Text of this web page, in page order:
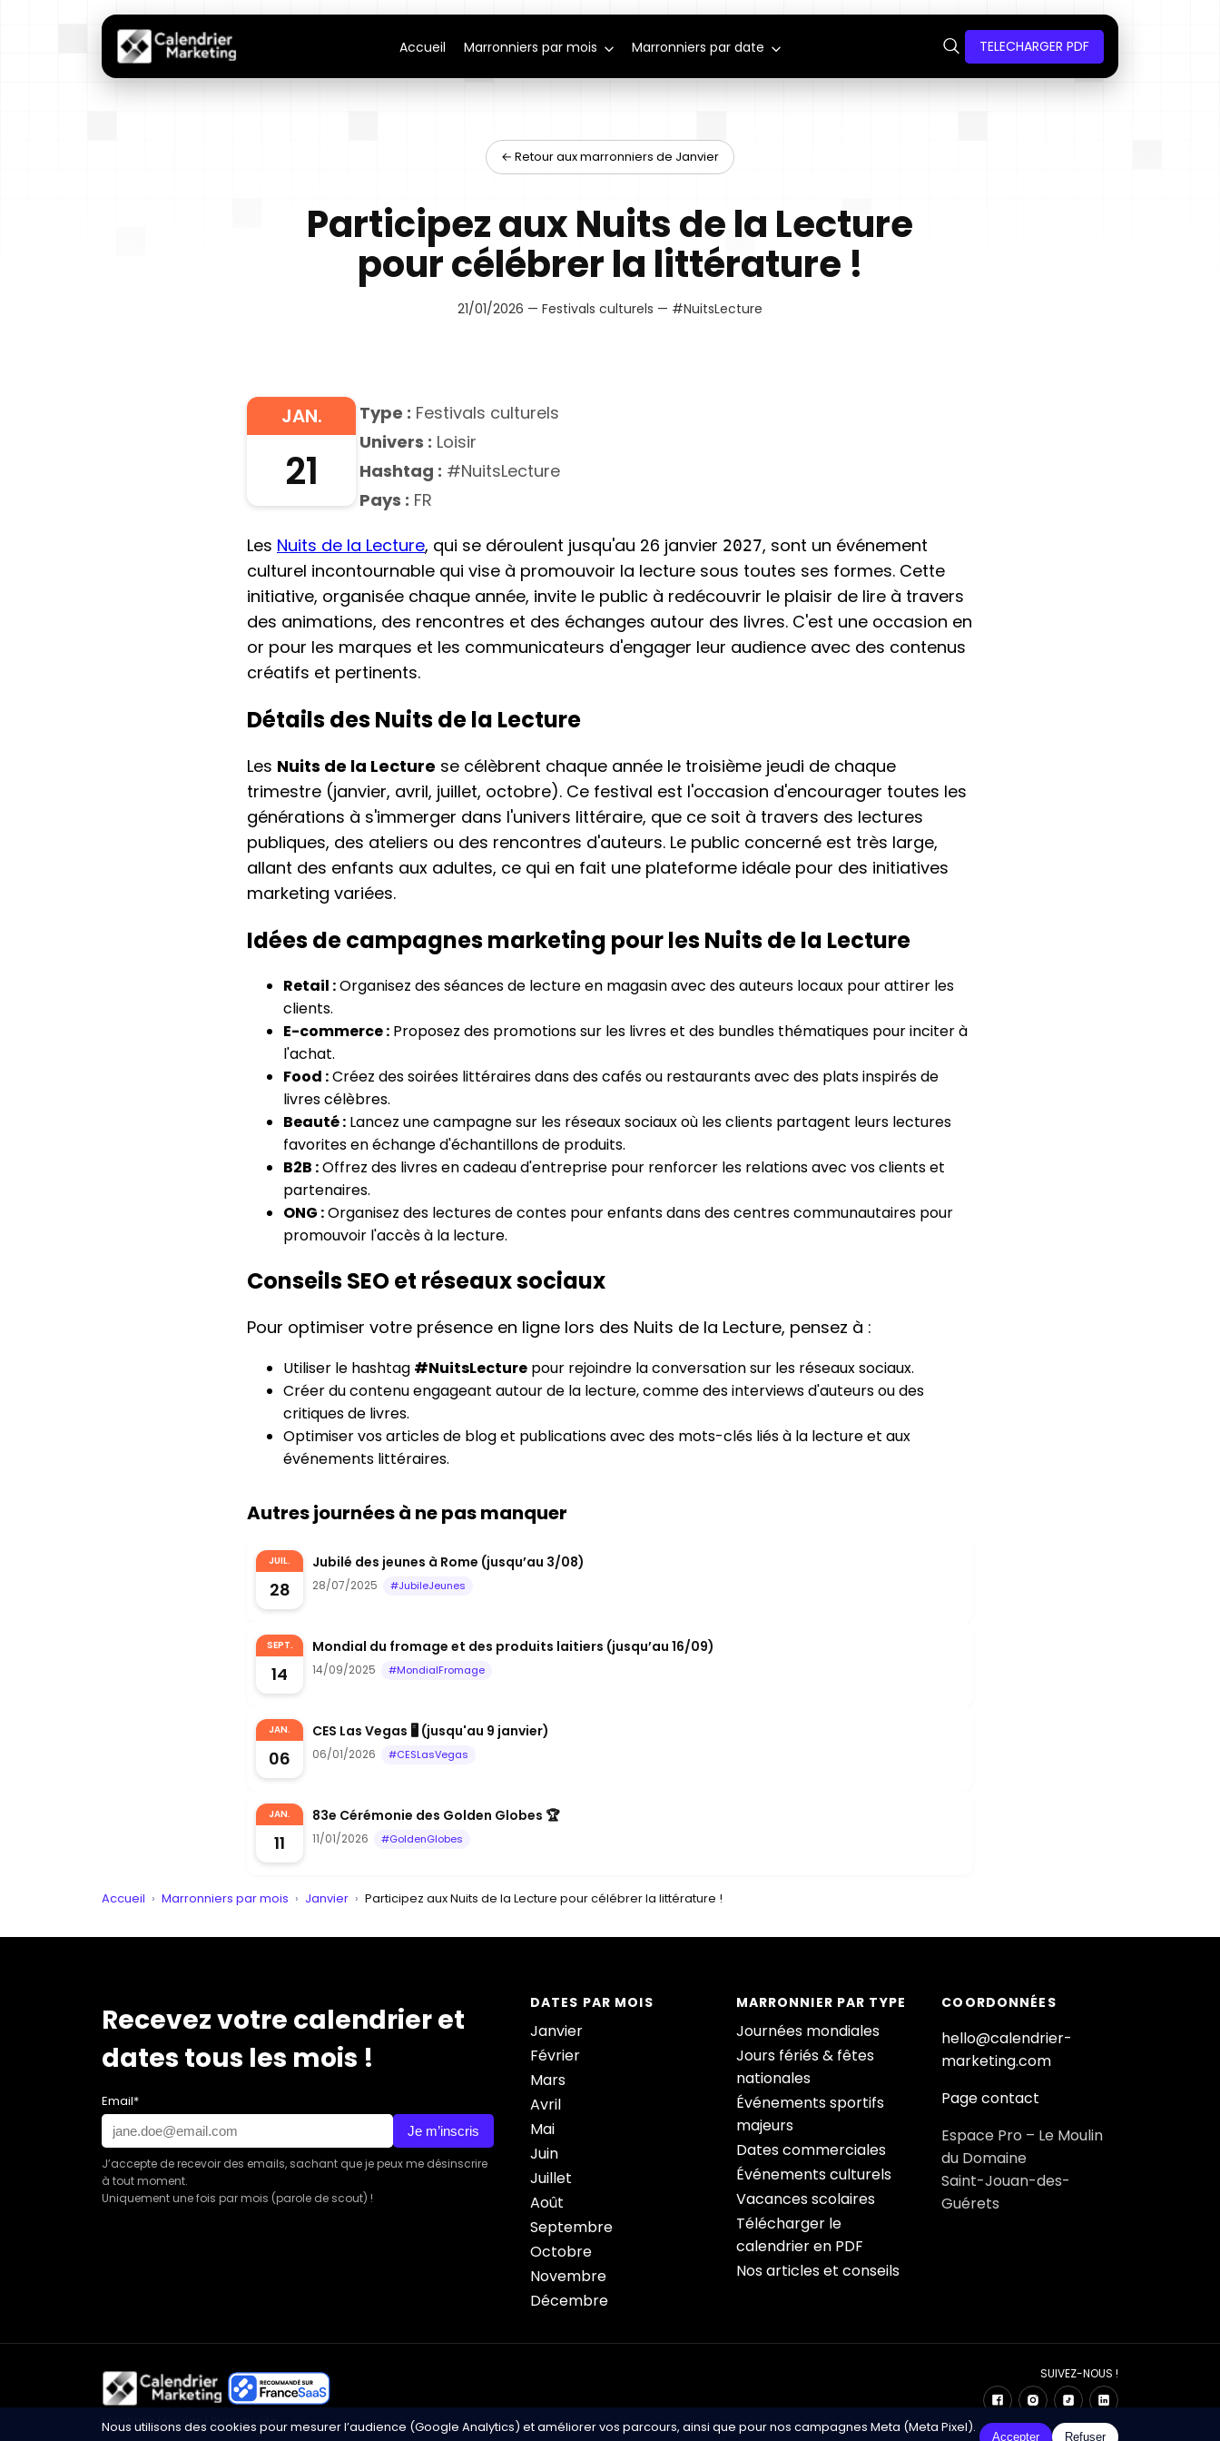
Accueil Marronniers par mois Marronniers par date TELECHARGER PDF
Nous utilisons des cookies pour mesurer l’audience (Google Analytics) et améliorer vos parcours, ainsi que pour nos campagnes Meta (Meta Pixel).
Accepter Refuser
← Retour aux marronniers de Janvier
Participez aux Nuits de la Lecture
pour célébrer la littérature !
21/01/2026 — Festivals culturels — #NuitsLecture
JAN.
21
Type : Festivals culturels
Univers : Loisir
Hashtag : #NuitsLecture
Pays : FR
Les Nuits de la Lecture, qui se déroulent jusqu'au 26 janvier 2027, sont un événement
culturel incontournable qui vise à promouvoir la lecture sous toutes ses formes. Cette
initiative, organisée chaque année, invite le public à redécouvrir le plaisir de lire à travers
des animations, des rencontres et des échanges autour des livres. C'est une occasion en
or pour les marques et les communicateurs d'engager leur audience avec des contenus
créatifs et pertinents.
Détails des Nuits de la Lecture
Les Nuits de la Lecture se célèbrent chaque année le troisième jeudi de chaque
trimestre (janvier, avril, juillet, octobre). Ce festival est l'occasion d'encourager toutes les
générations à s'immerger dans l'univers littéraire, que ce soit à travers des lectures
publiques, des ateliers ou des rencontres d'auteurs. Le public concerné est très large,
allant des enfants aux adultes, ce qui en fait une plateforme idéale pour des initiatives
marketing variées.
Idées de campagnes marketing pour les Nuits de la Lecture
Retail :Organisez des séances de lecture en magasin avec des auteurs locaux pour attirer les
clients.
E-commerce : Proposez des promotions sur les livres et des bundles thématiques pour inciter à
l'achat.
Food :Créez des soirées littéraires dans des cafés ou restaurants avec des plats inspirés de
livres célèbres.
Beauté : Lancez une campagne sur les réseaux sociaux où les clients partagent leurs lectures
favorites en échange d'échantillons de produits.
B2B :Offrez des livres en cadeau d'entreprise pour renforcer les relations avec vos clients et
partenaires.
ONG :Organisez des lectures de contes pour enfants dans des centres communautaires pour
promouvoir l'accès à la lecture.
Conseils SEO et réseaux sociaux
Pour optimiser votre présence en ligne lors des Nuits de la Lecture, pensez à :
Utiliser le hashtag #NuitsLecture pour rejoindre la conversation sur les réseaux sociaux.
Créer du contenu engageant autour de la lecture, comme des interviews d'auteurs ou des
critiques de livres.
Optimiser vos articles de blog et publications avec des mots-clés liés à la lecture et aux
événements littéraires.
Autres journées à ne pas manquer
JUIL.
28
Jubilé des jeunes à Rome (jusqu’au 3/08)
28/07/2025 #JubileJeunes
SEPT.
14
Mondial du fromage et des produits laitiers (jusqu’au 16/09)
14/09/2025 #MondialFromage
JAN.
06
CES Las Vegas 🖥️ (jusqu'au 9 janvier)
06/01/2026 #CESLasVegas
JAN.
11
83e Cérémonie des Golden Globes 🏆
11/01/2026 #GoldenGlobes
Accueil › Marronniers par mois › Janvier › Participez aux Nuits de la Lecture pour célébrer la littérature !
Recevez votre calendrier et
dates tous les mois !
Email*
Je m’inscris
J’accepte de recevoir des emails, sachant que je peux me désinscrire
à tout moment.
Uniquement une fois par mois (parole de scout) !
DATES PAR MOIS
Janvier
Février
Mars
Avril
Mai
Juin
Juillet
Août
Septembre
Octobre
Novembre
Décembre
MARRONNIER PAR TYPE
Journées mondiales
Jours fériés & fêtes
nationales
Événements sportifs
majeurs
Dates commerciales
Événements culturels
Vacances scolaires
Télécharger le
calendrier en PDF
Nos articles et conseils
COORDONNÉES
hello@calendrier-
marketing.com
Page contact
Espace Pro – Le Moulin
du Domaine
Saint-Jouan-des-
Guérets
Mentions légales| Plan du site
SUIVEZ-NOUS !
Copyright © 2026 Calendrier Marketing – Développé avec ❤️ par Click&Digital